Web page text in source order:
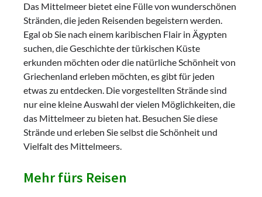
Das Mittelmeer bietet eine Fülle von wunderschönen
Stränden, die jeden Reisenden begeistern werden.
Egal ob Sie nach einem karibischen Flair in Ägypten
suchen, die Geschichte der türkischen Küste
erkunden möchten oder die natürliche Schönheit von
Griechenland erleben möchten, es gibt für jeden
etwas zu entdecken. Die vorgestellten Strände sind
nur eine kleine Auswahl der vielen Möglichkeiten, die
das Mittelmeer zu bieten hat. Besuchen Sie diese
Strände und erleben Sie selbst die Schönheit und
Vielfalt des Mittelmeers.
Mehr fürs Reisen